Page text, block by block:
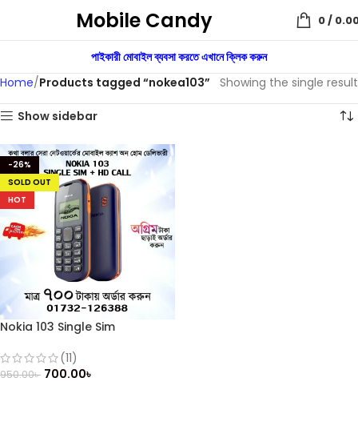
Mobile Candy 0/
পাইকারী মোবাইল ব্যবসা করতে এখানে ক্লিক করুন
Home Products tagged “nokea103” Showing the single result
Show sidebar
-26%
SOLD OUT
HOT
Nokia 103 Single Sim
(11)
950.00৳ 700.00৳